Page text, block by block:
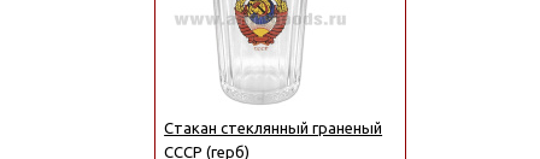
Стакан стеклянный граненый
СССР (герб)